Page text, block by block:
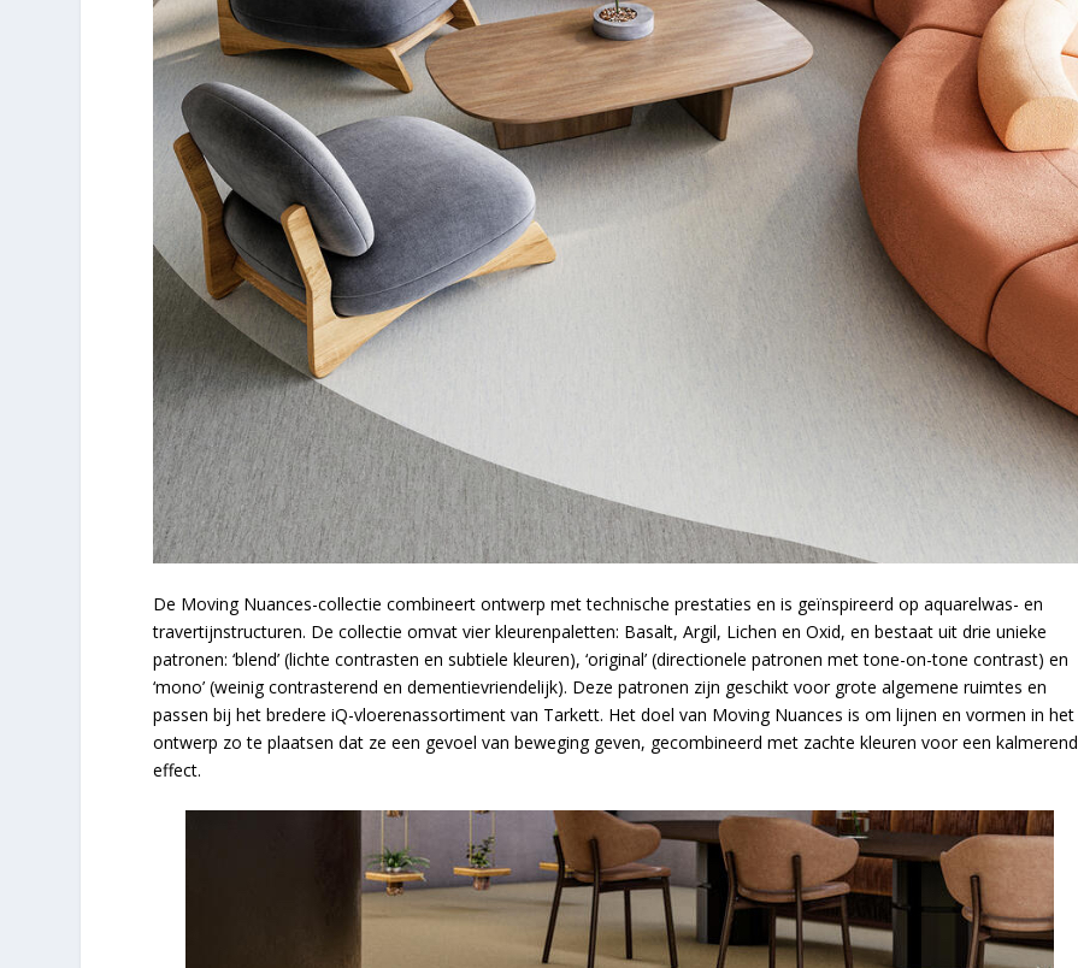
De Moving Nuances-collectie combineert ontwerp met technische prestaties en is geïnspireerd op aquarelwas- en
travertijnstructuren. De collectie omvat vier kleurenpaletten: Basalt, Argil, Lichen en Oxid, en bestaat uit drie unieke
patronen: ‘blend’ (lichte contrasten en subtiele kleuren), ‘original’ (directionele patronen met tone-on-tone contrast) en
‘mono’ (weinig contrasterend en dementievriendelijk). Deze patronen zijn geschikt voor grote algemene ruimtes en
passen bij het bredere iQ-vloerenassortiment van Tarkett. Het doel van Moving Nuances is om lijnen en vormen in het
ontwerp zo te plaatsen dat ze een gevoel van beweging geven, gecombineerd met zachte kleuren voor een kalmerend
effect.